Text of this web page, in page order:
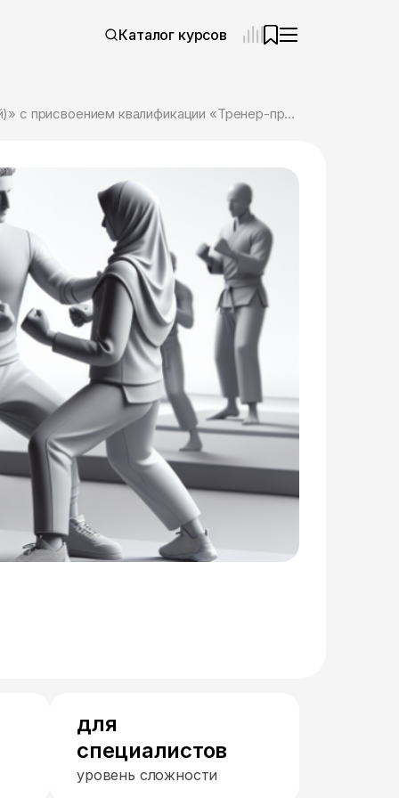
Каталог курсов
Онлайн курс «Тренер-преподаватель по избранному виду спорта (рукопашный бой)» с присвоением квалификации «Тренер-преподаватель по рукопашному бою» от ЦАППКК
для
специалистов
уровень сложности